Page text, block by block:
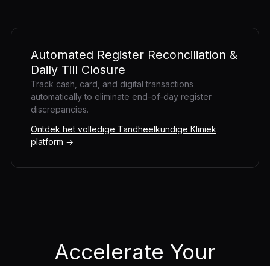
Automated Register Reconciliation &
Daily Till Closure
Track cash, card, and digital transactions
automatically to eliminate end-of-day register
discrepancies.
Ontdek het volledige Tandheelkundige Kliniek
platform →
Accelerate Your